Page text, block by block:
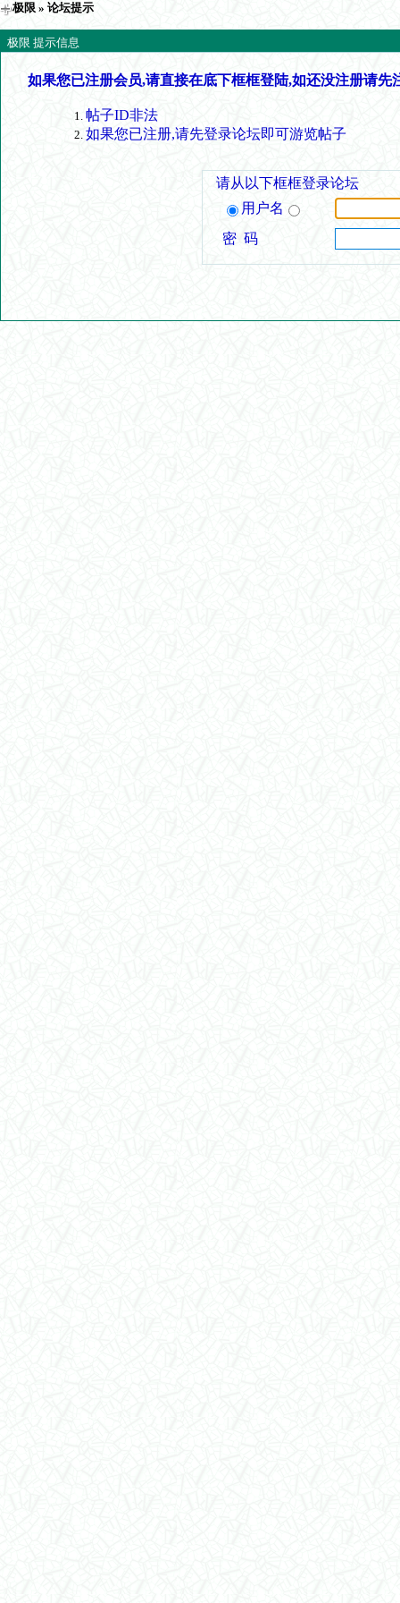
极限 » 论坛提示
极限 提示信息
如果您已注册会员,请直接在底下框框登陆,如还没注册请先
帖子ID非法
如果您已注册,请先登录论坛即可游览帖子
请从以下框框登录论坛
用户名
密 码